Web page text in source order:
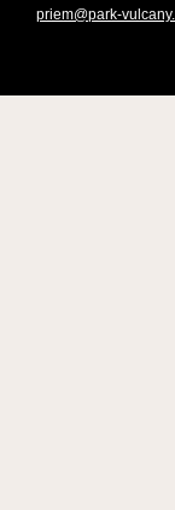
priem@park-